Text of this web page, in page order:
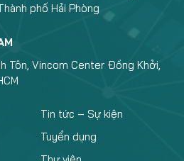
phố Hải Phòng
Tôn, Vincom Center Đồng Khởi,
Tin tức – Sự kiện
Tuyển dụng